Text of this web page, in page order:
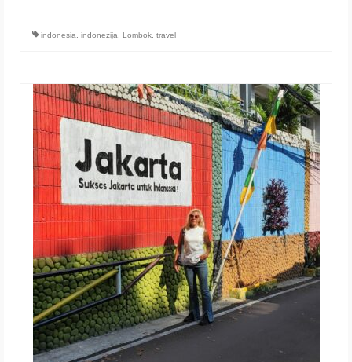
indonesia indonezija Lombok travel